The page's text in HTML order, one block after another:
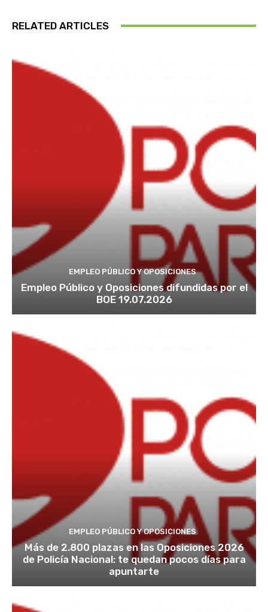
RELATED ARTICLES
EMPLEO PÚBLICO Y OPOSICIONES
Empleo Público y Oposiciones difundidas por el
BOE 19.07.2026
EMPLEO PÚBLICO Y OPOSICIONES
Más de 2.800 plazas en las Oposiciones 2026
de Policía Nacional: te quedan pocos días para
apuntarte